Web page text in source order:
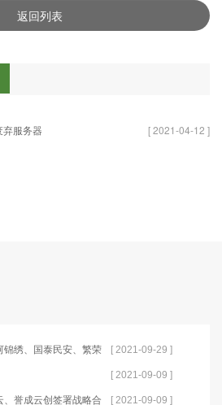
返回列表
服务器
[ 2021-04-12 ]
锦绣、国泰民安、繁荣
[ 2021-09-29 ]
[ 2021-09-09 ]
誉成云创签署战略合 [ 2021-09-09 ]